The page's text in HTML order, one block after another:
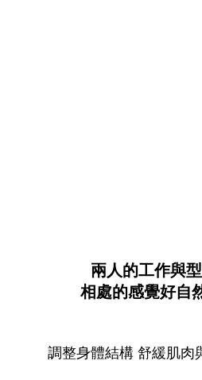
兩人的工作與
相處的感覺好自
調整身體結構 舒緩肌肉